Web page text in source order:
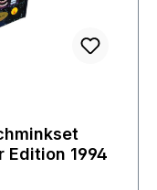
Edition 1994